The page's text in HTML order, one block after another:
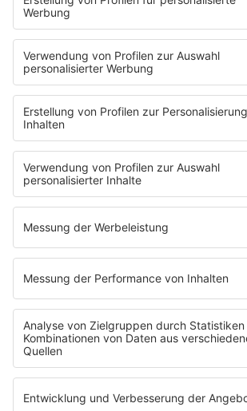
HOME
STREAMS
PROGRAMM
Playlist
Sendungen
Musikwunsch
Podcasts